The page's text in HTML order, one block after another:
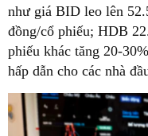
như giá BID leo lên
đồng/cổ phiếu; HDB
phiếu khác tăng 20-
hấp dẫn cho các nhà